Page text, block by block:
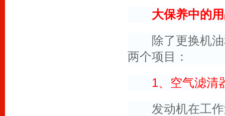
大保养中的
除了更换机油
两个项目：
1、空气滤清
发动机在工作